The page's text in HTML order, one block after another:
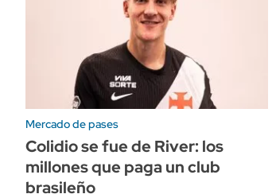
Mercado de pases
Colidio se fue de River: los
millones que paga un club
brasileño